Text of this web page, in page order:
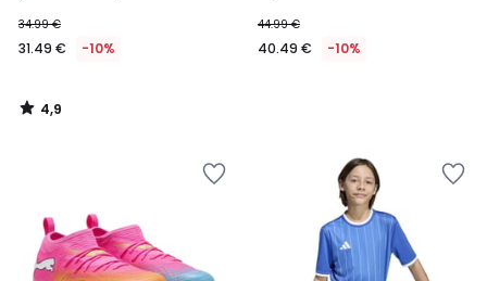
34.99 €
31.49 € -10%
4,9
/
44.99 €
40.49 € -10%